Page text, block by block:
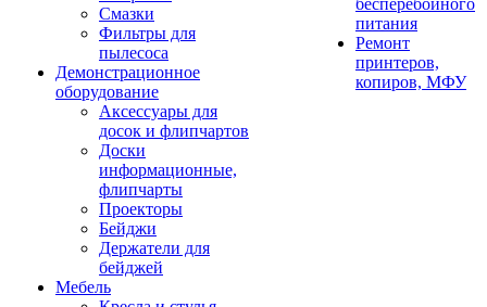
Смазки
Фильтры для
пылесоса
Демонстрационное
оборудование
Аксессуары для
досок и флипчартов
Доски
информационные,
флипчарты
Проекторы
Бейджи
Держатели для
бейджей
Мебель
бесперебойного
питания
Ремонт
принтеров,
копиров, МФУ